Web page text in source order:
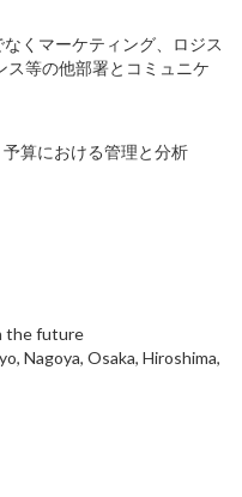
くマーケティング、ロジス
ス等の他部署とコミュニケ
算における管理と分析
the future
Nagoya, Osaka, Hiroshima,